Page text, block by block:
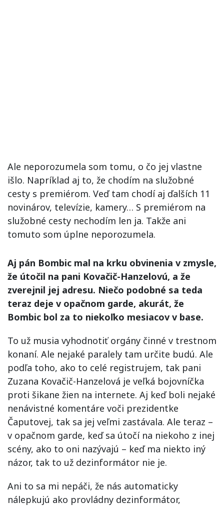
Ale neporozumela som tomu, o čo jej vlastne
išlo. Napríklad aj to, že chodím na služobné
cesty s premiérom. Veď tam chodí aj ďalších 11
novinárov, televízie, kamery… S premiérom na
služobné cesty nechodím len ja. Takže ani
tomuto som úplne neporozumela.
Aj pán Bombic mal na krku obvinenia v zmysle,
že útočil na pani Kovačič-Hanzelovú, a že
zverejnil jej adresu. Niečo podobné sa teda
teraz deje v opačnom garde, akurát, že
Bombic bol za to niekoľko mesiacov v base.
To už musia vyhodnotiť orgány činné v trestnom
konaní. Ale nejaké paralely tam určite budú. Ale
podľa toho, ako to celé registrujem, tak pani
Zuzana Kovačič-Hanzelová je veľká bojovníčka
proti šikane žien na internete. Aj keď boli nejaké
nenávistné komentáre voči prezidentke
Čaputovej, tak sa jej veľmi zastávala. Ale teraz –
v opačnom garde, keď sa útočí na niekoho z inej
scény, ako to oni nazývajú – keď ma niekto iný
názor, tak to už dezinformátor nie je.
Ani to sa mi nepáči, že nás automaticky
nálepkujú ako provládny dezinformátor,